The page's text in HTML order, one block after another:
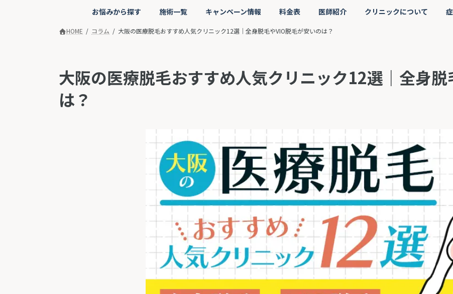
お悩みから探す 施術一覧 キャンペーン情報 料金表 医師紹介 クリニックについて
HOME コラム 大阪の医療脱毛おすすめ人気クリニック12選｜全身脱毛やVIO脱毛が安いのは？
大阪の医療脱毛おすすめ人気クリニック12選｜全身
は？